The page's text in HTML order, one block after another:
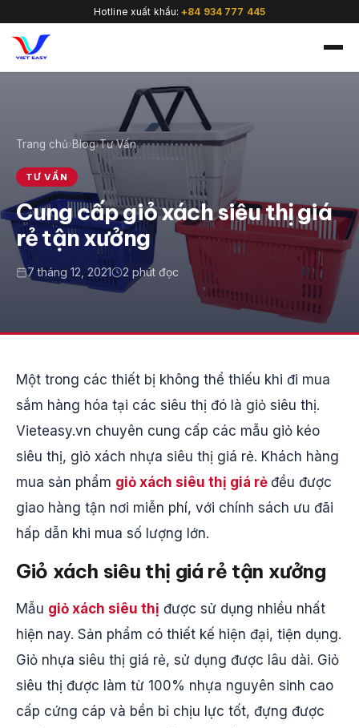
Hotline xuất khẩu:+84 934 777 445
Trang chủ›Blog›Tư Vấn
TƯ VẤN
Cung cấp giỏ xách siêu thị giá
rẻ tận xưởng
7 tháng 12, 2021 2 phút đọc
Một trong các thiết bị không thể thiếu khi đi mua
sắm hàng hóa tại các siêu thị đó là giỏ siêu thị.
Vieteasy.vn chuyên cung cấp các mẫu giỏ kéo
siêu thị, giỏ xách nhựa siêu thị giá rẻ. Khách hàng
mua sản phẩm giỏ xách siêu thị giá rẻ đều được
giao hàng tận nơi miễn phí, với chính sách ưu đãi
hấp dẫn khi mua số lượng lớn.
Giỏ xách siêu thị giá rẻ tận xưởng
Mẫu giỏ xách siêu thị được sử dụng nhiều nhất
hiện nay. Sản phẩm có thiết kế hiện đại, tiện dụng.
Giỏ nhựa siêu thị giá rẻ, sử dụng được lâu dài. Giỏ
siêu thị được làm từ 100% nhựa nguyên sinh cao
cấp cứng cáp và bền bỉ chịu lực tốt, đựng được